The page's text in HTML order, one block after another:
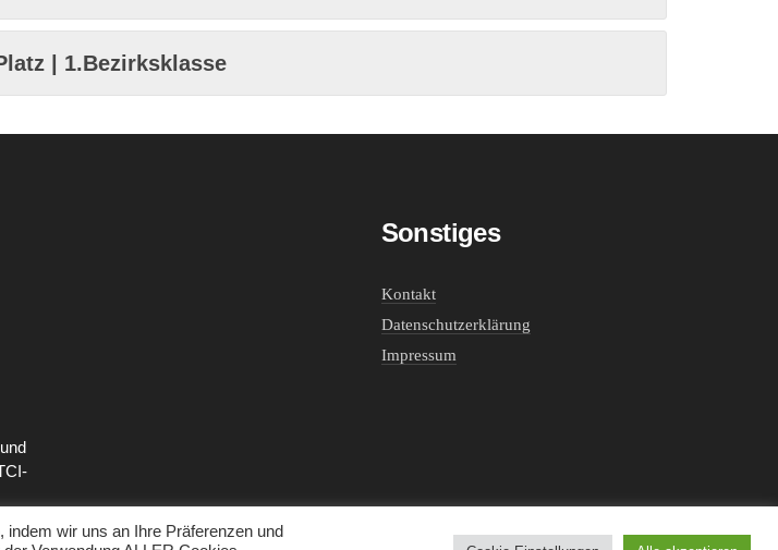
| 1.Bezirksklasse
Sonstiges
Kontakt
Datenschutzerklärung
Impressum
wir uns an Ihre Präferenzen und